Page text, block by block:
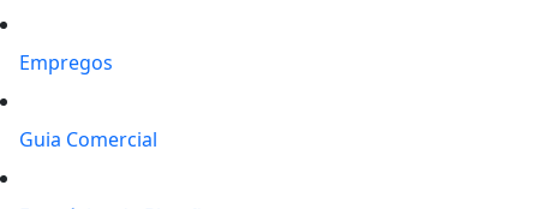
Empregos
Guia Comercial